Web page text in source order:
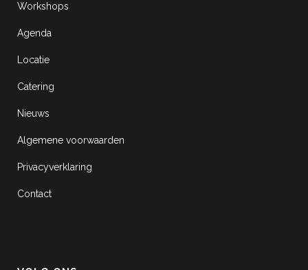
Workshops
Agenda
Locatie
Catering
Nieuws
Algemene voorwaarden
Privacyverklaring
Contact